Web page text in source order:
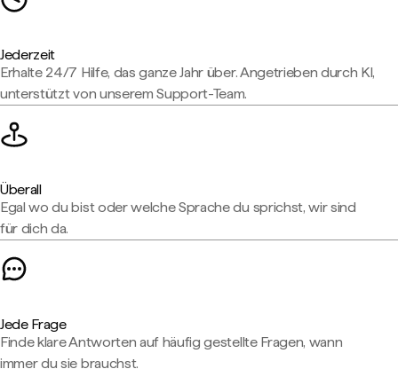
Jederzeit
Erhalte 24/7 Hilfe, das ganze Jahr über. Angetrieben durch KI,
unterstützt von unserem Support-Team.
Überall
Egal wo du bist oder welche Sprache du sprichst, wir sind
für dich da.
Jede Frage
Finde klare Antworten auf häufig gestellte Fragen, wann
immer du sie brauchst.